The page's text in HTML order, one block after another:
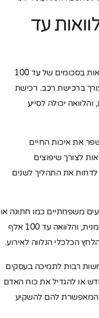
עד
ישנם מספר תרחישים שבהם אנשים זקוקים להלוואות בסכומים של עד 100
ברכישת רכב. רכישת
יכולה לסייע
את איכות החיים
לצורך שיפוצים
את התהליך לשנים
משפחתיים כמו חתונה או
בר מצווה. אירועים כאלו דורשים הוצאות רבות בו זמנית, והלוואה עד 100 אלף
הכלכלי הנלווה לאירוע.
עד 100 אלף שקל משמשות רבות לתמיכה בעסקים
או להגדיל את כוח האדם
המאפשרת להם להשקיע